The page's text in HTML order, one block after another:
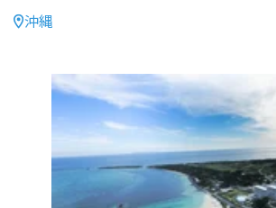
沖縄